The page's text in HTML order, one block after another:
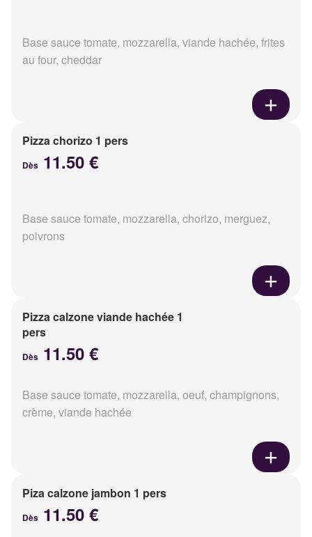
Base sauce tomate, mozzarella, viande hachée, frites
au four, cheddar
Pizza chorizo 1 pers
Dès 11.50 €
Base sauce tomate, mozzarella, chorizo, merguez,
poivrons
Pizza calzone viande hachée 1
pers
Dès 11.50 €
Base sauce tomate, mozzarella, oeuf, champignons,
crème, viande hachée
Piza calzone jambon 1 pers
Dès 11.50 €